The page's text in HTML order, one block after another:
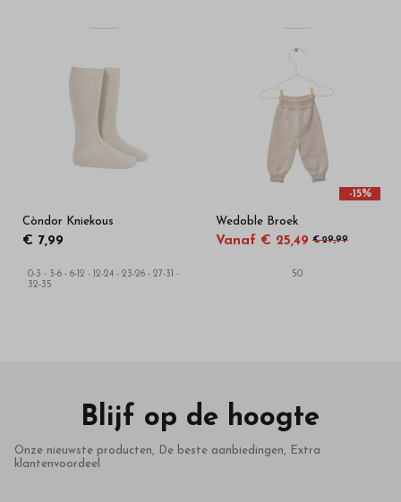
Còndor Kniekous
€ 7,99
0-3 - 3-6 - 6-12 - 12-24 - 23-26 - 27-31 -
32-35
-15%
Wedoble Broek
Vanaf € 25,49 € 29,99
50
Blijf op de hoogte
Onze nieuwste producten, De beste aanbiedingen, Extra
klantenvoordeel